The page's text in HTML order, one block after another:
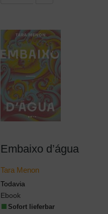
Embaixo d’água
Tara Menon
Todavia
Ebook
Sofort lieferbar